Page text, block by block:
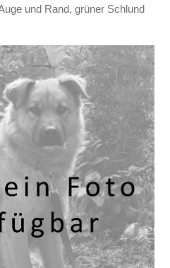
und Rand, grüner Schlund